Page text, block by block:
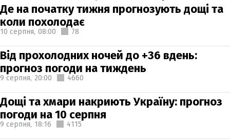
Де на початку тижня прогнозують дощі та
коли похолодає
10 серпня, 08:00 78
Від прохолодних ночей до +36 вдень:
прогноз погоди на тиждень
9 серпня, 20:00 4660
Дощі та хмари накриють Україну: прогноз
погоди на 10 серпня
9 серпня, 18:16 4115